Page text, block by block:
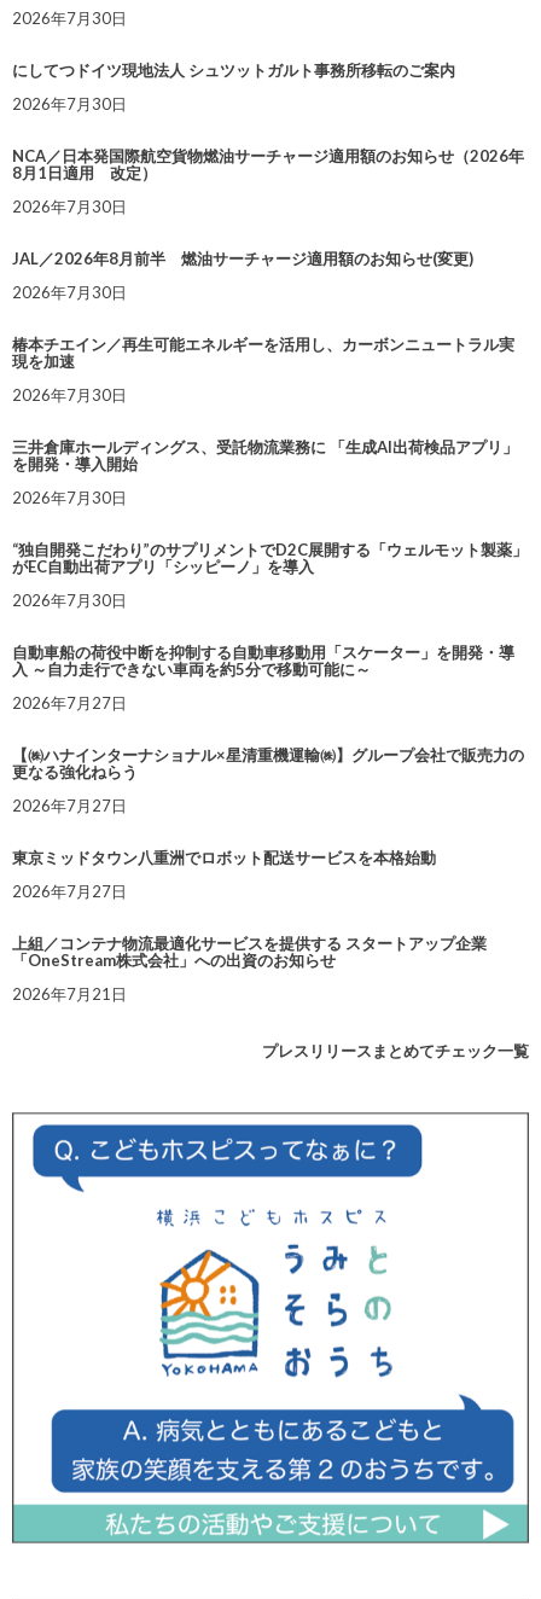
2026年7月30日
にしてつドイツ現地法人 シュツットガルト事務所移転のご案内
2026年7月30日
NCA／日本発国際航空貨物燃油サーチャージ適用額のお知らせ（2026年
8月1日適用 改定）
2026年7月30日
JAL／2026年8月前半 燃油サーチャージ適用額のお知らせ(変更)
2026年7月30日
椿本チエイン／再生可能エネルギーを活用し、カーボンニュートラル実
現を加速
2026年7月30日
三井倉庫ホールディングス、受託物流業務に 「生成AI出荷検品アプリ」
を開発・導入開始
2026年7月30日
“独自開発こだわり”のサプリメントでD2C展開する「ウェルモット製薬」
がEC自動出荷アプリ「シッピーノ」を導入
2026年7月30日
自動車船の荷役中断を抑制する自動車移動用「スケーター」を開発・導
入 ～自力走行できない車両を約5分で移動可能に～
2026年7月27日
【㈱ハナインターナショナル×星清重機運輸㈱】グループ会社で販売力の
更なる強化ねらう
2026年7月27日
東京ミッドタウン八重洲でロボット配送サービスを本格始動
2026年7月27日
上組／コンテナ物流最適化サービスを提供する スタートアップ企業
「OneStream株式会社」への出資のお知らせ
2026年7月21日
プレスリリースまとめてチェック一覧